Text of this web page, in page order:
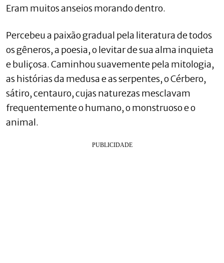
Eram muitos anseios morando dentro.
Percebeu a paixão gradual pela literatura de todos
os gêneros, a poesia, o levitar de sua alma inquieta
e buliçosa. Caminhou suavemente pela mitologia,
as histórias da medusa e as serpentes, o Cérbero,
sátiro, centauro, cujas naturezas mesclavam
frequentemente o humano, o monstruoso e o
animal.